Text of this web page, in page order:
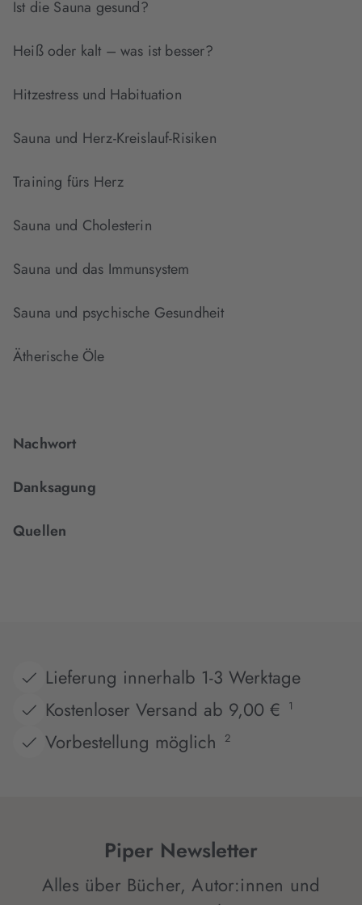
Ist die Sauna gesund?
Heiß oder kalt – was ist besser?
Hitzestress und Habituation
Sauna und Herz-Kreislauf-Risiken
Training fürs Herz
Sauna und Cholesterin
Sauna und das Immunsystem
Sauna und psychische Gesundheit
Ätherische Öle
Nachwort
Danksagung
Quellen
Lieferung innerhalb 1-3 Werktage
Kostenloser Versand ab 9,00 €
1
Vorbestellung möglich 2
Piper Newsletter
Alles über Bücher, Autor:innen und